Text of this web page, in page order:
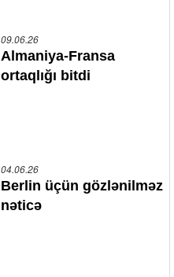
09.06.26
Almaniya-Fransa
ortaqlığı bitdi
04.06.26
Berlin üçün gözlənilməz
nəticə